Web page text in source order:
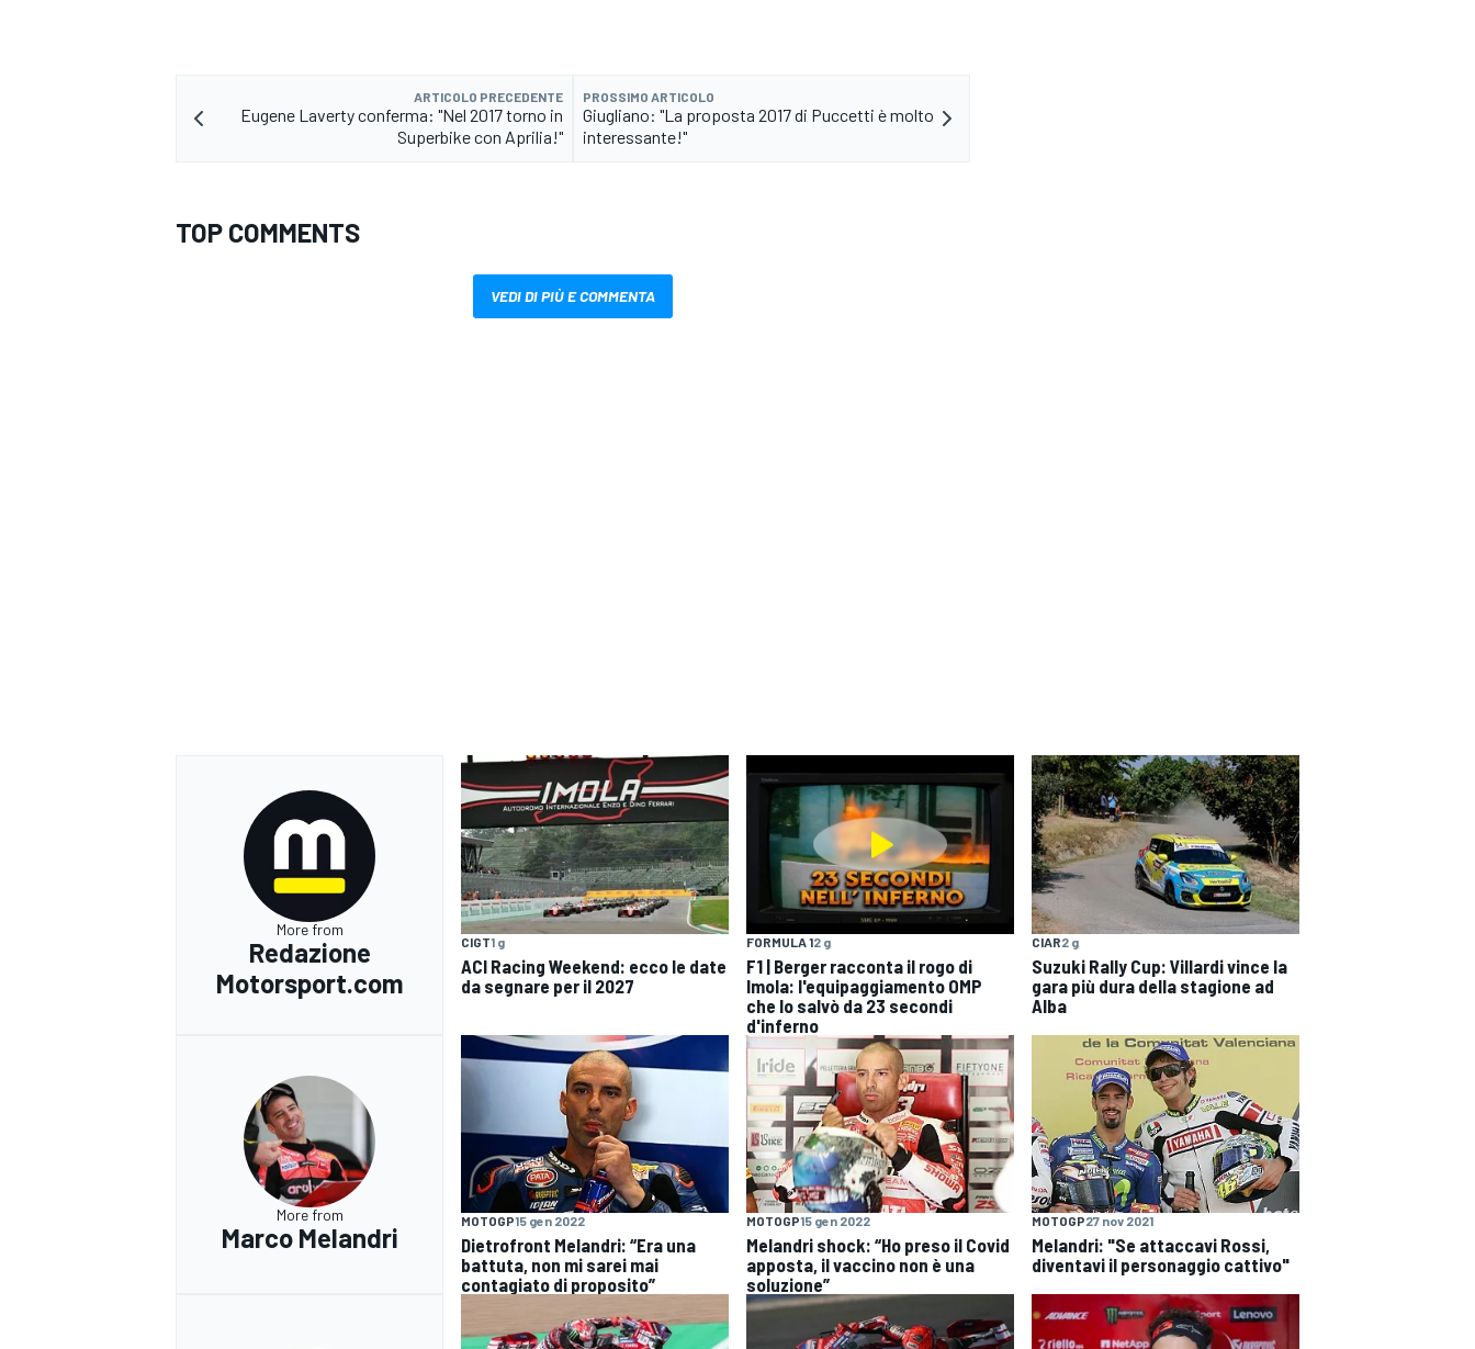
ARTICOLO PRECEDENTE
Eugene Laverty conferma: "Nel 2017 torno in
Superbike con Aprilia!"
PROSSIMO ARTICOLO
Giugliano: "La proposta 2017 di Puccetti è molto
interessante!"
TOP COMMENTS
VEDI DI PIÙ E COMMENTA
More from
Redazione
Motorsport.com
CIGT1 g
ACI Racing Weekend: ecco le date
da segnare per il 2027
FORMULA 12 g
F1 | Berger racconta il rogo di
Imola: l'equipaggiamento OMP
che lo salvò da 23 secondi
d'inferno
CIAR2 g
Suzuki Rally Cup: Villardi vince la
gara più dura della stagione ad
Alba
More from
Marco Melandri
MOTOGP15 gen 2022
Dietrofront Melandri: “Era una
battuta, non mi sarei mai
contagiato di proposito”
MOTOGP15 gen 2022
Melandri shock: “Ho preso il Covid
apposta, il vaccino non è una
soluzione”
MOTOGP27 nov 2021
Melandri: "Se attaccavi Rossi,
diventavi il personaggio cattivo"